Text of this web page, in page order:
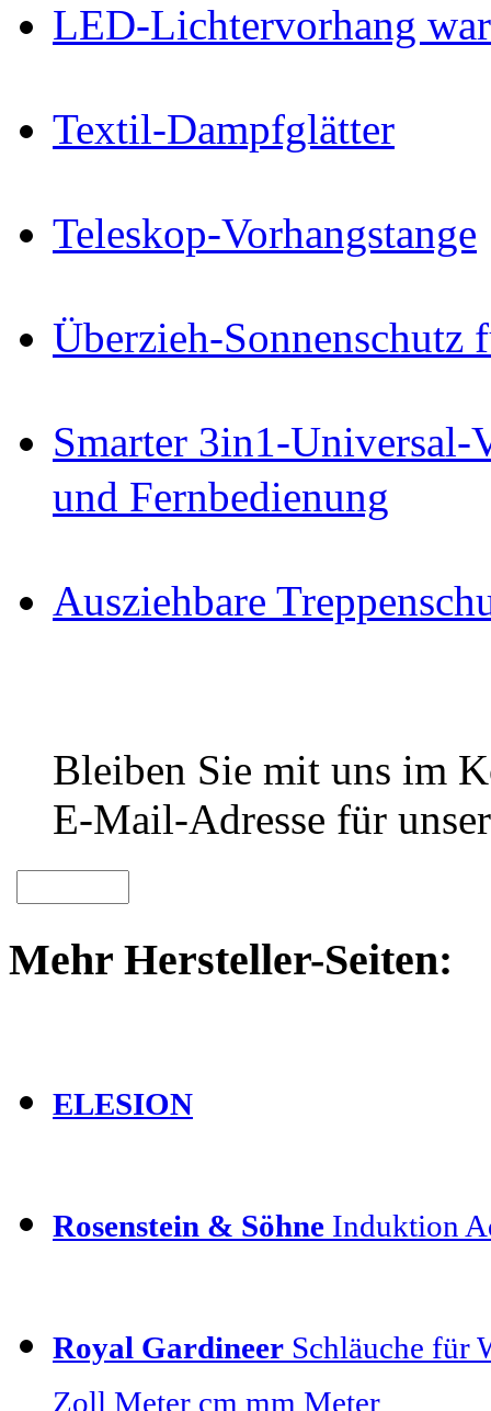
LED-Lichtervorhang
Textil-Dampfglätter
Teleskop-Vorhangstange
Überzieh-Sonnenschutz
Smarter 3in1-
und Fernbedienung
Ausziehbare
Bleiben Sie mit uns im
E-Mail-Adresse für
Mehr Hersteller-Seiten:
ELESION
Rosenstein & Söhne Induktion
Royal Gardineer Schläuche für
Zoll Meter cm mm Meter